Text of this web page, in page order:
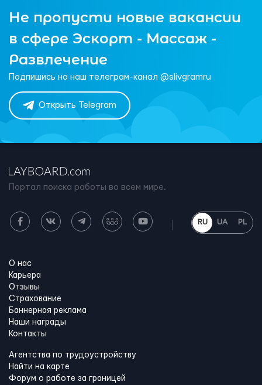
Не пропусти новые вакансии
в сфере Эскорт - Массаж -
Развлечение
Подпишись на наш телеграм-канал @slivgramru
Открыть Telegram
Портал поиска работы во всем мире.
RU UA PL
О нас
Карьера
Отзывы
Страхование
Баннерная реклама
Наши награды
Контакты
Агентства по трудоустройству
Найти на карте
Форум о работе за границей